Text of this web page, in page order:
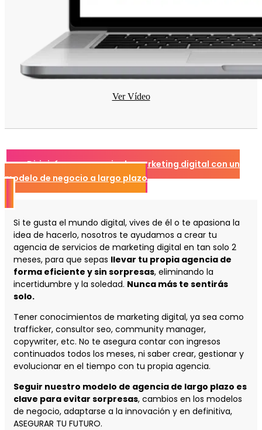
Ver Vídeo
👉 Dirigirás una agencia de marketing digital con un
modelo de negocio a largo plazo
Si te gusta el mundo digital, vives de él o te apasiona la
idea de hacerlo, nosotros te ayudamos a crear tu
agencia de servicios de marketing digital en tan solo 2
meses, para que sepas llevar tu propia agencia de
forma eficiente y sin sorpresas, eliminando la
incertidumbre y la soledad. Nunca más te sentirás
solo.
Tener conocimientos de marketing digital, ya sea como
trafficker, consultor seo, community manager,
copywriter, etc. No te asegura contar con ingresos
continuados todos los meses, ni saber crear, gestionar y
evolucionar en el tiempo con tu propia agencia.
Seguir nuestro modelo de agencia de largo plazo es
clave para evitar sorpresas, cambios en los modelos
de negocio, adaptarse a la innovación y en definitiva,
ASEGURAR TU FUTURO.